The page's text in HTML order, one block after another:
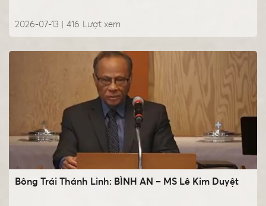
2026-07-13 | Lượt xem
416
Bông Trái Thánh Linh: BÌNH AN – MS Lê Kim Duyệt